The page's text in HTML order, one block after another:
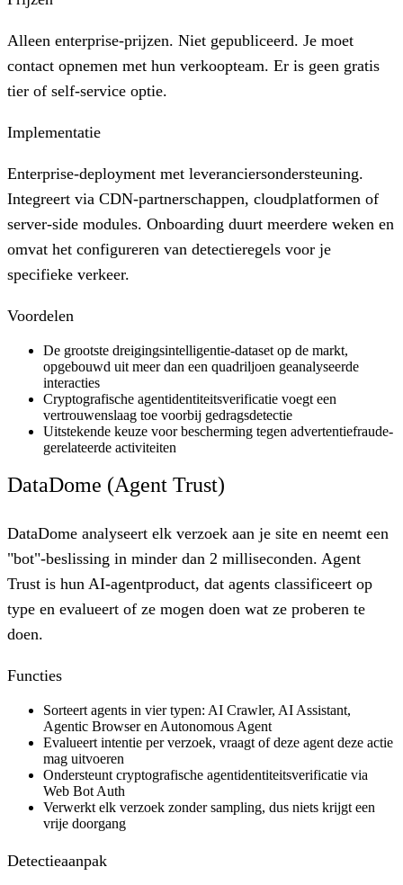
Alleen enterprise-prijzen. Niet gepubliceerd. Je moet
contact opnemen met hun verkoopteam. Er is geen gratis
tier of self-service optie.
Implementatie
Enterprise-deployment met leveranciersondersteuning.
Integreert via CDN-partnerschappen, cloudplatformen of
server-side modules. Onboarding duurt meerdere weken en
omvat het configureren van detectieregels voor je
specifieke verkeer.
Voordelen
De grootste dreigingsintelligentie-dataset op de markt,
opgebouwd uit meer dan een quadriljoen geanalyseerde
interacties
Cryptografische agentidentiteitsverificatie voegt een
vertrouwenslaag toe voorbij gedragsdetectie
Uitstekende keuze voor bescherming tegen advertentiefraude-
gerelateerde activiteiten
DataDome (Agent Trust)
DataDome analyseert elk verzoek aan je site en neemt een
"bot"-beslissing in minder dan 2 milliseconden. Agent
Trust is hun AI-agentproduct, dat agents classificeert op
type en evalueert of ze mogen doen wat ze proberen te
doen.
Functies
Sorteert agents in vier typen: AI Crawler, AI Assistant,
Agentic Browser en Autonomous Agent
Evalueert intentie per verzoek, vraagt of deze agent deze actie
mag uitvoeren
Ondersteunt cryptografische agentidentiteitsverificatie via
Web Bot Auth
Verwerkt elk verzoek zonder sampling, dus niets krijgt een
vrije doorgang
Detectieaanpak